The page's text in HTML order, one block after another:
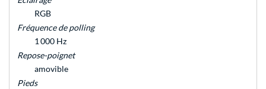
RGB
Fréquence de polling
1 000 Hz
Repose-poignet
amovible
Pieds